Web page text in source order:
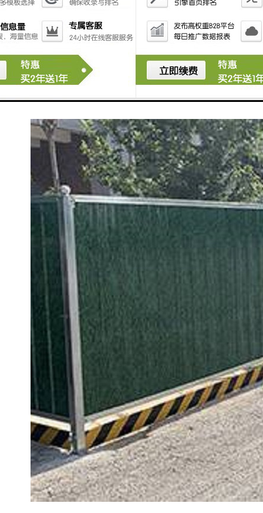
在有条件的工地时，四周围墙、宿舍外墙等地方，必须
张挂、书写反映企业精神、时代风貌的醒目宣传标语。